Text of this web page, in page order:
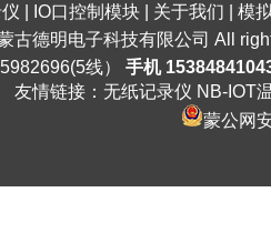
IO口控制模块 关于我们
模
古德明电子科技有限公司 All
线） 手机
友情链接： 无纸记录仪 NB-IOT
蒙公网